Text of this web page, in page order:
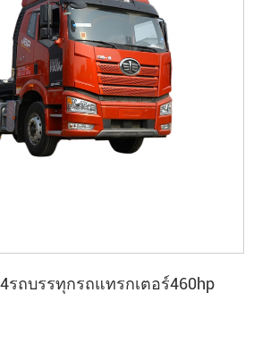
4รถบรรทุกรถแทรกเตอร์460hp